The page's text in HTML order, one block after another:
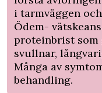
i tarmväggen
Ödem-
proteinbrist som
svullnar,
Många av
behandling.